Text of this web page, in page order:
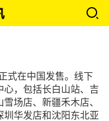
式在中国发售。线下
心，包括长白山站、吉
场店、新疆禾木店、
圳华发店和沈阳东北亚